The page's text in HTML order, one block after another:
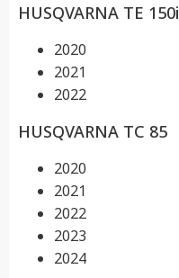
HUSQVARNA TE 150i
2020
2021
2022
HUSQVARNA TC 85
2020
2021
2022
2023
2024